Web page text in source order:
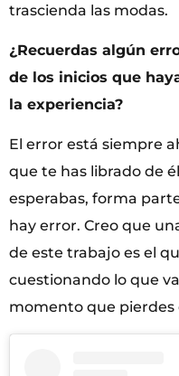
trascienda las modas.
¿Recuerdas algún
de los inicios que
la experiencia?
El error está siempre
que te has librado de
esperabas, forma
hay error. Creo que
de este trabajo es el
cuestionando lo que
momento que pierdes